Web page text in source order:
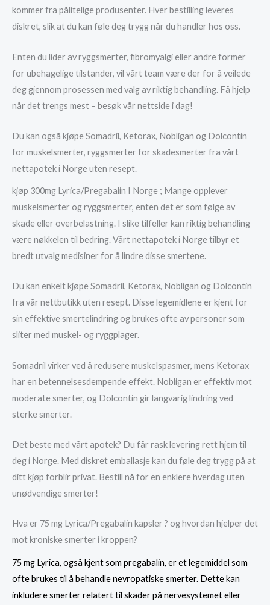
kommer fra pålitelige produsenter. Hver bestilling leveres
diskret, slik at du kan føle deg trygg når du handler hos oss.
Enten du lider av ryggsmerter, fibromyalgi eller andre former
for ubehagelige tilstander, vil vårt team være der for å veilede
deg gjennom prosessen med valg av riktig behandling. Få hjelp
når det trengs mest – besøk vår nettside i dag!
Du kan også kjøpe Somadril, Ketorax, Nobligan og Dolcontin
for muskelsmerter, ryggsmerter for skadesmerter fra vårt
nettapotek i Norge uten resept.
kjøp 300mg Lyrica/Pregabalin I Norge ; Mange opplever
muskelsmerter og ryggsmerter, enten det er som følge av
skade eller overbelastning. I slike tilfeller kan riktig behandling
være nøkkelen til bedring. Vårt nettapotek i Norge tilbyr et
bredt utvalg medisiner for å lindre disse smertene.
Du kan enkelt kjøpe Somadril, Ketorax, Nobligan og Dolcontin
fra vår nettbutikk uten resept. Disse legemidlene er kjent for
sin effektive smertelindring og brukes ofte av personer som
sliter med muskel- og ryggplager.
Somadril virker ved å redusere muskelspasmer, mens Ketorax
har en betennelsesdempende effekt. Nobligan er effektiv mot
moderate smerter, og Dolcontin gir langvarig lindring ved
sterke smerter.
Det beste med vårt apotek? Du får rask levering rett hjem til
deg i Norge. Med diskret emballasje kan du føle deg trygg på at
ditt kjøp forblir privat. Bestill nå for en enklere hverdag uten
unødvendige smerter!
Hva er 75 mg Lyrica/Pregabalin kapsler ? og hvordan hjelper det
mot kroniske smerter i kroppen?
75 mg Lyrica, også kjent som pregabalin, er et legemiddel som
ofte brukes til å behandle nevropatiske smerter. Dette kan
inkludere smerter relatert til skader på nervesystemet eller